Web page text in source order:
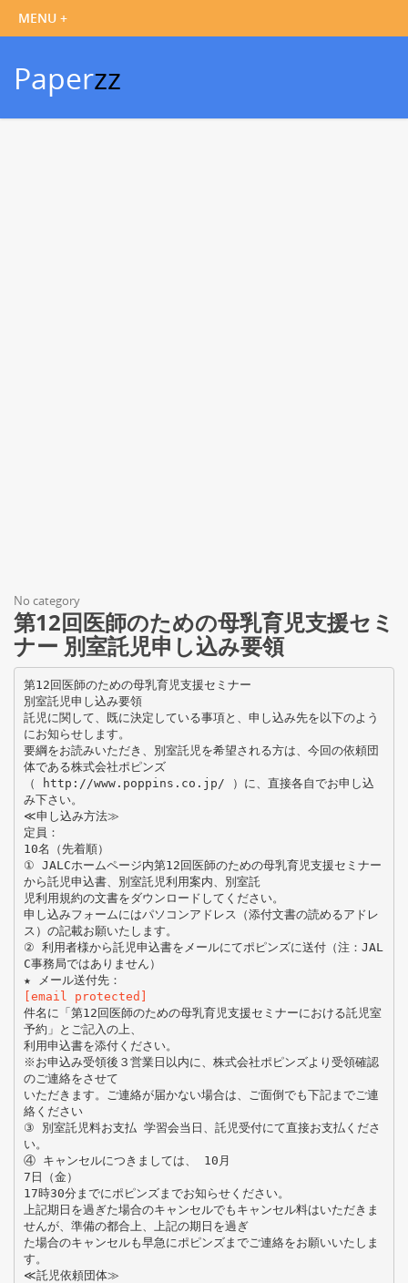
Paperzz
No category
第12回医師のための母乳育児支援セミ
ナー 別室託児申し込み要領
第12回医師のための母乳育児支援セミナー
別室託児申し込み要領
託児に関して、既に決定している事項と、申し込み先を以下のよう
にお知らせします。
要綱をお読みいただき、別室託児を希望される方は、今回の依頼団
体である株式会社ポピンズ
（ http://www.poppins.co.jp/ ）に、直接各自でお申し込
み下さい。
≪申し込み方法≫
定員：
10名（先着順）
① JALCホームページ内第12回医師のための母乳育児支援セミナー
から託児申込書、別室託児利用案内、別室託
児利用規約の文書をダウンロードしてください。
申し込みフォームにはパソコンアドレス（添付文書の読めるアドレ
ス）の記載お願いたします。
② 利用者様から託児申込書をメールにてポピンズに送付（注：JAL
C事務局ではありません）
[email protected]
件名に「第12回医師のための母乳育児支援セミナーにおける託児室
予約」とご記入の上、
利用申込書を添付ください。
※お申込み受領後３営業日以内に、株式会社ポピンズより受領確認
のご連絡をさせて
いただきます。ご連絡が届かない場合は、ご面倒でも下記までご連
絡ください
③ 別室託児料お支払 学習会当日、託児受付にて直接お支払くださ
い。
④ キャンセルにつきましては、 10月
7日（金）
17時30分までにポピンズまでお知らせください。
上記期日を過ぎた場合のキャンセルでもキャンセル料はいただきま
せんが、準備の都合上、上記の期日を過ぎ
た場合のキャンセルも早急にポピンズまでご連絡をお願いいたしま
す。
≪託児依頼団体≫